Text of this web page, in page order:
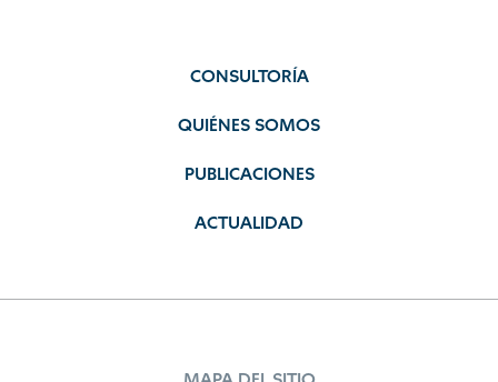
CONSULTORÍA
QUIÉNES SOMOS
PUBLICACIONES
ACTUALIDAD